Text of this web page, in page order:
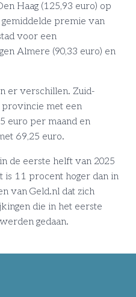
Haag (125,93 euro) op
premie van
voor een
Almere (90,33 euro) en
er verschillen. Zuid-
provincie met een
euro per maand en
69,25 euro.
de eerste helft van 2025
is 11 procent hoger dan in
van Geld.nl dat zich
die in het eerste
gedaan.